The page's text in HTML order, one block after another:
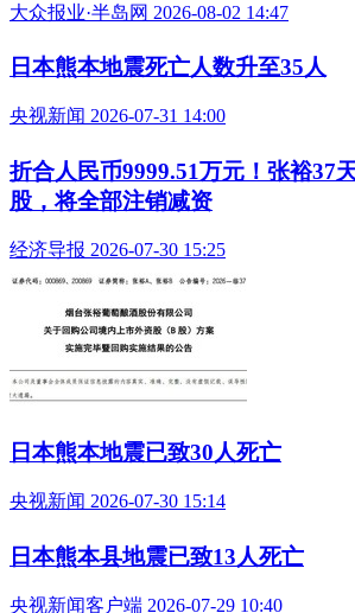
大众报业·半岛网 2026-08-02 14:47
日本熊本地震死亡人数升至35人
央视新闻 2026-07-31 14:00
折合人民币9999.51万元！张裕37
股，将全部注销减资
经济导报 2026-07-30 15:25
日本熊本地震已致30人死亡
央视新闻 2026-07-30 15:14
日本熊本县地震已致13人死亡
央视新闻客户端 2026-07-29 10:40